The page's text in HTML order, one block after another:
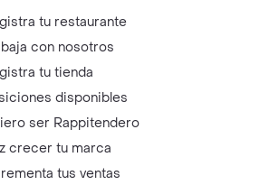
tu restaurante
con nosotros
tu tienda
disponibles
ser Rappitendero
crecer tu marca
tus ventas